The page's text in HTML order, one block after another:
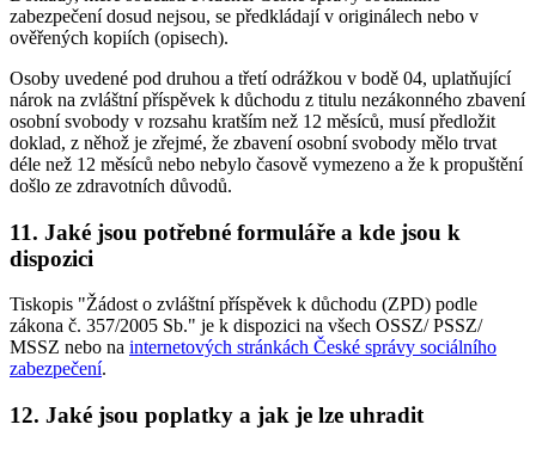
zabezpečení dosud nejsou, se předkládají v originálech nebo v
ověřených kopiích (opisech).
Osoby uvedené pod druhou a třetí odrážkou v bodě 04, uplatňující
nárok na zvláštní příspěvek k důchodu z titulu nezákonného zbavení
osobní svobody v rozsahu kratším než 12 měsíců, musí předložit
doklad, z něhož je zřejmé, že zbavení osobní svobody mělo trvat
déle než 12 měsíců nebo nebylo časově vymezeno a že k propuštění
došlo ze zdravotních důvodů.
11. Jaké jsou potřebné formuláře a kde jsou k
dispozici
Tiskopis "Žádost o zvláštní příspěvek k důchodu (ZPD) podle
zákona č. 357/2005 Sb." je k dispozici na všech OSSZ/ PSSZ/
MSSZ nebo na internetových stránkách České správy sociálního
zabezpečení.
12. Jaké jsou poplatky a jak je lze uhradit